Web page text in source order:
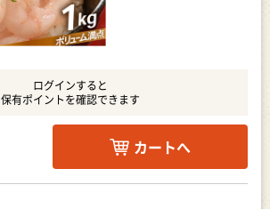
ログインすると
保有ポイントを確認できます
カートへ